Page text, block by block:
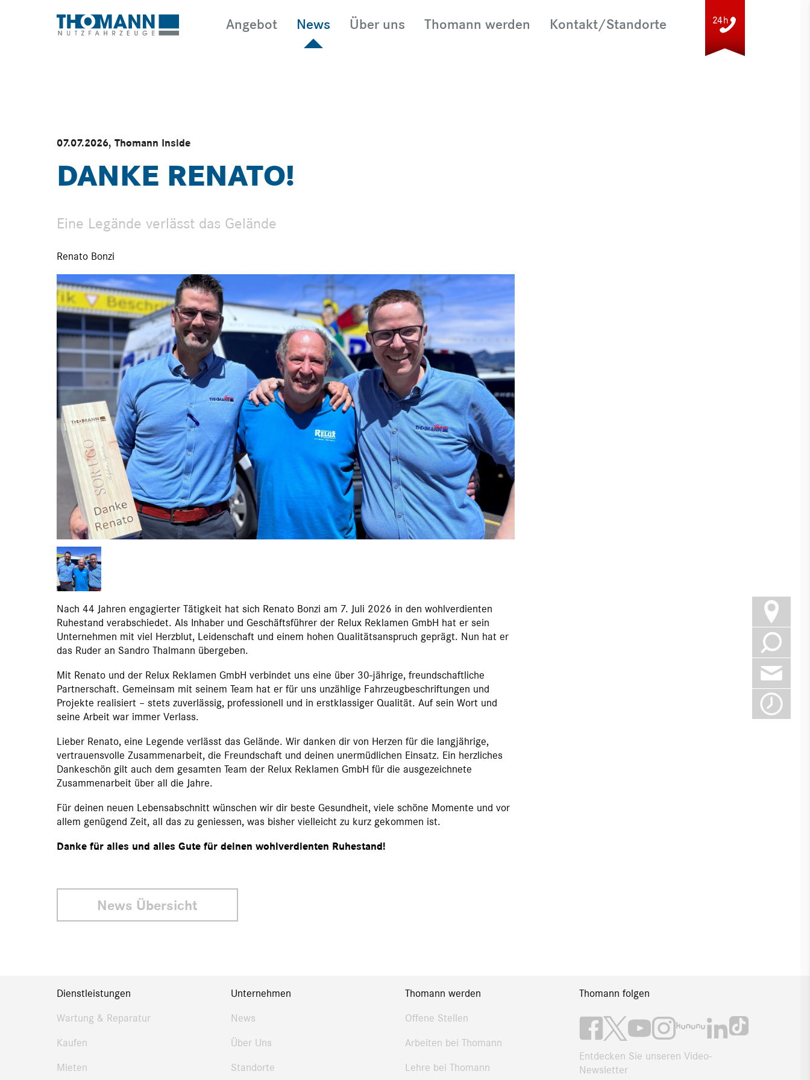
Angebot
WARTUNG &
REPARATUR
KAUFEN
News Über uns Thomann werden Kontakt/Standorte
07.07.2026,Thomann Inside
DANKE RENATO!
Eine Legände verlässt das Gelände
Renato Bonzi
Nach 44 Jahren engagierter Tätigkeit hat sich Renato Bonzi am 7. Juli 2026 in den wohlverdienten
Ruhestand verabschiedet. Als Inhaber und Geschäftsführer der Relux Reklamen GmbH hat er sein
Unternehmen mit viel Herzblut, Leidenschaft und einem hohen Qualitätsanspruch geprägt. Nun hat er
das Ruder an Sandro Thalmann übergeben.
Mit Renato und der Relux Reklamen GmbH verbindet uns eine über 30-jährige, freundschaftliche
Partnerschaft. Gemeinsam mit seinem Team hat er für uns unzählige Fahrzeugbeschriftungen und
Projekte realisiert – stets zuverlässig, professionell und in erstklassiger Qualität. Auf sein Wort und
seine Arbeit war immer Verlass.
Lieber Renato, eine Legende verlässt das Gelände. Wir danken dir von Herzen für die langjährige,
vertrauensvolle Zusammenarbeit, die Freundschaft und deinen unermüdlichen Einsatz. Ein herzliches
Dankeschön gilt auch dem gesamten Team der Relux Reklamen GmbH für die ausgezeichnete
Zusammenarbeit über all die Jahre.
Für deinen neuen Lebensabschnitt wünschen wir dir beste Gesundheit, viele schöne Momente und vor
allem genügend Zeit, all das zu geniessen, was bisher vielleicht zu kurz gekommen ist.
Danke für alles und alles Gute für deinen wohlverdienten Ruhestand!
News Übersicht
Dienstleistungen
Wartung & Reparatur
Kaufen
Mieten
Unternehmen
News
Über Uns
Standorte
Thomann werden
Offene Stellen
Arbeiten bei Thomann
Lehre bei Thomann
Thomann folgen
Entdecken Sie unseren Video-
Newsletter